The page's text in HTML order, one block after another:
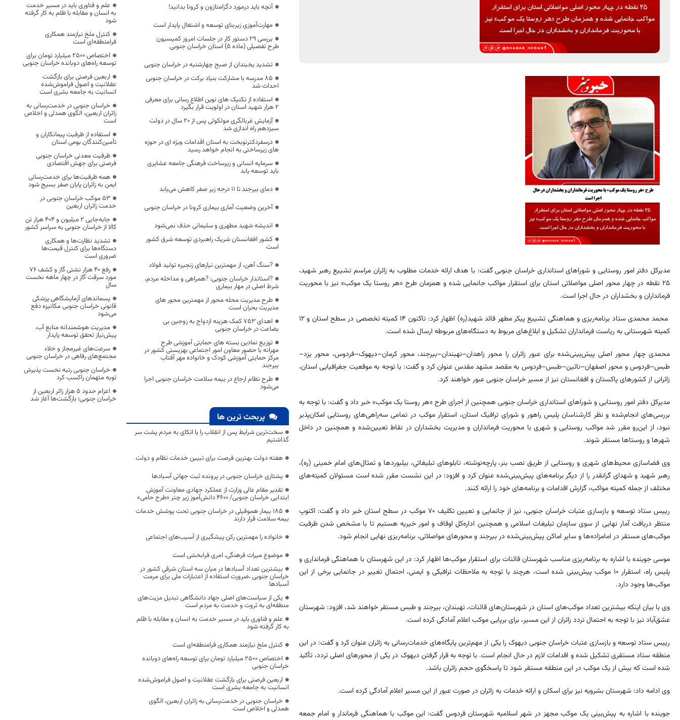
مدیرکل دفتر امور روستایی و شوراهای استانداری خراسان جنوبی گفت: با هدف ارائه خدمات مطلوب به زائران مراسم تشییع رهبر شهید،
۲۵ نقطه در چهار محور اصلی مواصلاتی استان برای استقرار مواکب جانمایی شده و همزمان طرح «هر روستا یک موکب» نیز با محوریت
فرمانداران و بخشداران در حال اجرا است.
محمد محمدی ستاد برنامه‌ریزی و هماهنگی تشییع پیکر مطهر قائد شهید(ره) اظهار کرد: تاکنون ۱۴ کمیته تخصصی در سطح استان و ۱۲
کمیته شهرستانی به ریاست فرمانداران تشکیل و ابلاغ‌های مربوط به دستگاه‌های مربوطه ارسال شده است.
محمدی چهار محور اصلی پیش‌بینی‌شده برای عبور زائران را محور زاهدان–نهبندان–بیرجند، محور کرمان–دیهوک–فردوس، محور یزد–
طبس–فردوس و محور اصفهان–نائین–طبس–فردوس به مقصد مشهد مقدس عنوان کرد و گفت: با توجه به موقعیت جغرافیایی استان،
زائرانی از کشورهای پاکستان و افغانستان نیز از مسیر خراسان جنوبی عبور خواهند کرد.
مدیرکل دفتر امور روستایی و شوراهای استانداری خراسان جنوبی همچنین از اجرای طرح «هر روستا یک موکب» خبر داد و گفت: با توجه به
بررسی‌های انجام‌شده و نظر کارشناسان پلیس راهور و شورای ترافیک استان، استقرار موکب در تمامی سه‌راهی‌های روستایی امکان‌پذیر
نبود، از این‌رو مقرر شد مواکب روستایی و شهری با محوریت فرمانداران و مدیریت بخشداران در نقاط تعیین‌شده و همچنین در داخل
شهرها و روستاها مستقر شوند.
وی فضاسازی محیط‌های شهری و روستایی از طریق نصب بنر، پارچه‌نوشته، تابلوهای تبلیغاتی، بیلبوردها و تمثال‌های امام خمینی (ره)،
رهبر شهید و شهدای گرانقدر را از دیگر برنامه‌های پیش‌بینی‌شده عنوان کرد و افزود: در این نشست مقرر شده است مسئولان کمیته‌های
مختلف از جمله کمیته مواکب، گزارش اقدامات و برنامه‌های خود را ارائه کنند.
رییس ستاد توسعه و بازسازی عتبات خراسان جنوبی، نیز از جانمایی و تعیین تکلیف ۷۰ موکب در سطح استان خبر داد و گفت: اکنوپ
منتظر دریافت آمار نهایی از سوی سازمان تبلیغات اسلامی و همچنین اداره‌کل اوقاف و امور خیریه هستیم تا با مشخص شدن ظرفیت
موکب‌های مستقر در امامزاده‌ها و سایر اماکن پیش‌بینی‌شده در بیرجند و محورهای مواصلاتی، برنامه‌ریزی نهایی انجام شود.
موسی جوینده با اشاره به برنامه‌ریزی مناسب شهرستان قائنات برای استقرار موکب‌ها اظهار کرد: در این شهرستان با هماهنگی فرمانداری و
پلیس راه، استقرار ۱۰ موکب پیش‌بینی شده است، هرچند با توجه به ملاحظات ترافیکی و ایمنی، احتمال تغییر در جانمایی برخی از این
موکب‌ها وجود دارد.
وی با بیان اینکه بیشترین تعداد موکب‌های استان در شهرستان‌های قائنات، نهبندان، بیرجند و طبس مستقر خواهند شد، افزود: شهرستان
عشق‌آباد نیز با توجه به احتمال تردد زائران از این مسیر، برای برپایی موکب اعلام آمادگی کرده است.
رییس ستاد توسعه و بازسازی عتبات خراسان جنوبی دیهوک را یکی از مهم‌ترین پایگاه‌های خدمات‌رسانی به زائران عنوان کرد و گفت: در این
منطقه ستاد مستقری تشکیل شده و اقدامات لازم در حال انجام است. با توجه به قرار گرفتن دیهوک در یکی از محورهای اصلی تردد، تأکید
شده است که بیش از یک موکب در این منطقه مستقر شود تا پاسخگوی حجم زائران باشد.
وی ادامه داد: شهرستان بشرویه نیز برای اسکان و ارائه خدمات به زائران در صورت عبور از این مسیر اعلام آمادگی کرده است.
جوینده با اشاره به پیش‌بینی یک موکب مجهز در شهر اسلامیه شهرستان فردوس گفت: این موکب با هماهنگی فرماندار و امام جمعه
آنچه باید درمورد دگزامتازون و کرونا بدانید!
مهارت‌آموزی زیربنای توسعه و اشتغال پایدار است
بررسی ۲۹ دستور کار در جلسات امروز کمیسیون
طرح تفصیلی (ماده ۵) استان خراسان جنوبی
تشدید یخبندان از صبح چهارشنبه در خراسان جنوبی
۸۵ مدرسه با مشارکت بنیاد برکت در خراسان جنوبی
احداث شد
استفاده از تکنیک های نوین اطلاع رسانی برای معرفی
2 هزار شهید استان در اولویت قرار بگیرد
آزمایش غربالگری مولکولی پس از 20 سال در دولت
سیزدهم راه اندازی شد
درسفردکترنوبخت به استان اقدامات ویژه ای در حوزه
های زیرساختی به انجام خواهد رسید
سرمایه انسانی و زیرساخت فرهنگی جامعه عشایری
باید توسعه یابد
دمای بیرجند تا ۱۱ درجه زیر صفر کاهش می‌یابد
آخرین وضعیت آماری بیماری کرونا در خراسان جنوبی
اندیشه شهید مطهری و سلیمانی حذف نمی‌شود
کشور افغانستان شریک راهبردی توسعه شرق کشور
است
?سنگ آهن، از مهمترین نیازهای زنجیره تولید فولاد
?استاندار خراسان جنوبی: ?همراهی و مداخله مردم،
شرط اصلی در مهار بیماری
طرح مدیریت محله‌ محور از مهمترین محور های
مدیریت بحران است
اهدای ۷۵۳ کمک هزینه ازدواج به زوجین بی
بضاعت در خراسان جنوبی
توزیع نمادین بسته های حمایتی آموزشی طرح
مهرانه با حضور معاون امور اجتماعی بهزیستی کشور در
مرکز حمایتی آموزشی کودک و خانواده مهر آفتاب
بیرجند
طرح نظام ارجاع در بیمه سلامت خراسان جنوبی اجرا
می‌شود
پربحث ترین ها
سخت‌ترین شرایط پس از انقلاب را با اتکای به مردم پشت سر
گذاشتیم
هفته دولت بهترین فرصت برای تبیین خدمات نظام و دولت
یشتازی خراسان جنوبی در پرونده ثبت جهانی آسبادها
تقدیر مقام عالی وزارت از عملکرد جهادی معاونت آموزش
ابتدایی خراسان جنوبی/ ۴۶۰۰ دانش‌آموز زیر چتر «طرح حامی»
۱۸۵ بیمار هموفیلی در خراسان جنوبی تحت پوشش خدمات
بیمه سلامت قرار دارند
خانواده را مهمترین رکن پیشگیری از آسیب‌های اجتماعی
موضوع میراث فرهنگی، امری فرابخشی است
بیشترین تعداد آسبادها در میان سه استان شرقی کشور در
خراسان جنوبی ،ضرورت استفاده از اعتبارات ملی برای مرمت
آسبادها
یکی از سیاست‌های اصلی جهاد دانشگاهی تبدیل مزیت‌های
منطقه‌ای به ثروت و خدمت به مردم است
علم و فناوری باید در مسیر خدمت به انسان و مقابله با ظلم
به کار گرفته شود
کنترل ملخ نیازمند همکاری فرامنطقه‌ای است
اختصاص 2500 میلیارد تومان برای توسعه راه‌های دوبانده
خراسان جنوبی
اربعین فرصتی برای بازگشت عقلانیت و اصول فراموش‌شده
انسانیت به جامعه بشری است
خراسان جنوبی در خدمت‌رسانی به زائران اربعین، الگوی
همدلی و اخلاص است
علم و فناوری باید در مسیر خدمت
به انسان و مقابله با ظلم به کار گرفته
شود
کنترل ملخ نیازمند همکاری
فرامنطقه‌ای است
اختصاص 2500 میلیارد تومان برای
توسعه راه‌های دوبانده خراسان جنوبی
اربعین فرصتی برای بازگشت
عقلانیت و اصول فراموش‌شده
انسانیت به جامعه بشری است
خراسان جنوبی در خدمت‌رسانی به
زائران اربعین، الگوی همدلی و اخلاص
است
استفاده از ظرفیت پیمانکاران و
تأمین‌کنندگان بومی استان
ظرفیت معدنی خراسان جنوبی
فرصتی برای جهش اقتصادی
همه ظرفیت‌ها برای خدمت‌رسانی
ایمن به زائران پایان صفر بسیج شود
53 موکب خراسان جنوبی در
خدمت زائران اربعین
جابه‌جایی 2 میلیون و 404 هزار تن
کالا از خراسان جنوبی به سراسر کشور
تشدید نظارت‌ها و همکاری
دستگاه‌ها برای کنترل قیمت‌ها
ضروری است
رفع 40 هزار نشتی گاز و کشف 76
مورد سرقت گاز در چهار ماهه نخست
سال
پسماندهای آزمایشگاهی پزشکی
قانونی خراسان جنوبی مکانیزه دفع
می‌شود
مدیریت هوشمندانه منابع آب،
پیش‌نیاز تحقق توسعه پایدار
سرعت‌های غیرمجاز و خلاء
مجتمع‌های رفاهی در خراسان جنوبی
خراسان جنوبی رتبه نخست پذیرش
توبه متهمان راکسب کرد
اعزام حدود 5 هزار زائر اربعین از
خراسان جنوبی؛ بازگشت‌ها آغاز شد